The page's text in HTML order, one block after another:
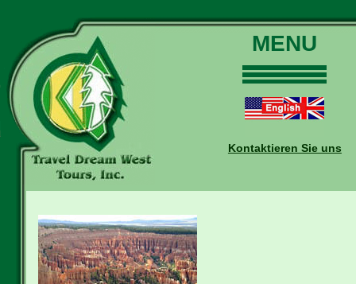
MENU
Touren
Daten und Preise
Buchungen
Kontaktieren Sie uns